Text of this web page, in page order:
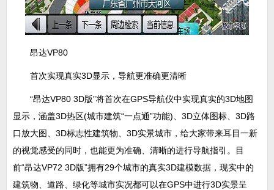
昂达VP80
首次实现真实3D显示，导航更准确更清晰
“昂达VP80 3D版”将首次在GPS导航仪中实现真实的3D地图
显示，涵盖3D热区(城市建筑“一点通”功能)、3D立体图标、3D路
口放大图、3D标志性建筑物、3D实景城市，给大家带来耳目一新
的视觉感受的同时，也能更为准确、清晰的进行导航指引。目
前“昂达VP72 3D版”拥有29个城市的真实3D建模数据，现实中的
建筑物、道路、绿化等城市实况都可以在GPS中进行3D实景呈